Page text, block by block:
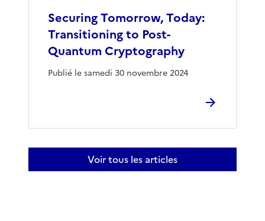
Securing Tomorrow, Today:
Transitioning to Post-
Quantum Cryptography
Publié le samedi 30 novembre 2024
Voir tous les articles